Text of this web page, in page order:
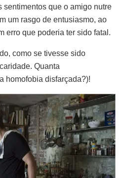
sentimentos que o amigo nutre
um rasgo de entusiasmo, ao
erro que poderia ter sido fatal.
como se tivesse sido
Quanta
homofobia disfarçada?)!